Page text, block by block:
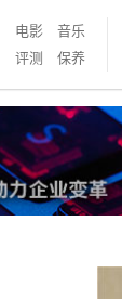
电影
音乐
评测 保养